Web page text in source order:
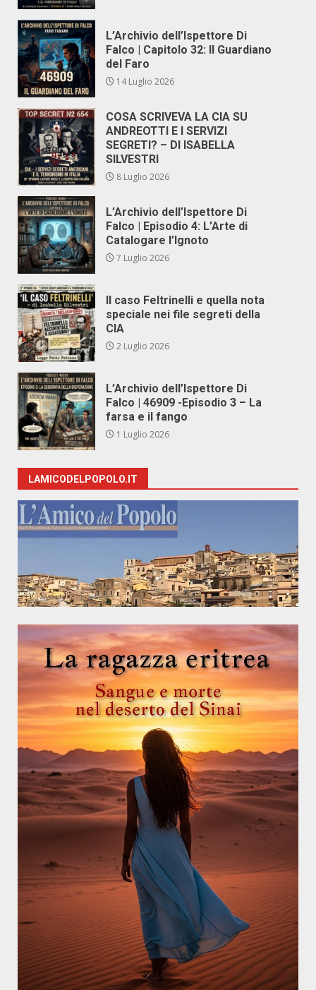
L’Archivio dell’Ispettore Di
Falco | Capitolo 32: Il Guardiano
del Faro
14 Luglio 2026
COSA SCRIVEVA LA CIA SU
ANDREOTTI E I SERVIZI
SEGRETI? – DI ISABELLA
SILVESTRI
8 Luglio 2026
L’Archivio dell’Ispettore Di
Falco | Episodio 4: L’Arte di
Catalogare l’Ignoto
7 Luglio 2026
Il caso Feltrinelli e quella nota
speciale nei file segreti della
CIA
2 Luglio 2026
L’Archivio dell’Ispettore Di
Falco | 46909 -Episodio 3 – La
farsa e il fango
1 Luglio 2026
LAMICODELPOPOLO.IT